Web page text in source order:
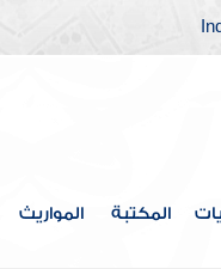
المكتبة المواريث